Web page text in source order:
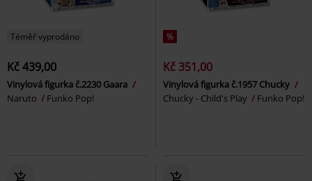
Téměř vyprodáno
Kč 439,00
Vinylová figurka č.2230 Gaara
Naruto
Funko Pop!
%
Kč 351,00
Vinylová figurka č.1957 Chucky
Chucky - Child's Play
Funko Pop!